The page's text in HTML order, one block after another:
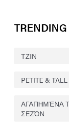
ΤΖΙΝ
PETITE & TALL
ΑΓΑΠΗΜΈΝΑ
ΣΕΖΌΝ